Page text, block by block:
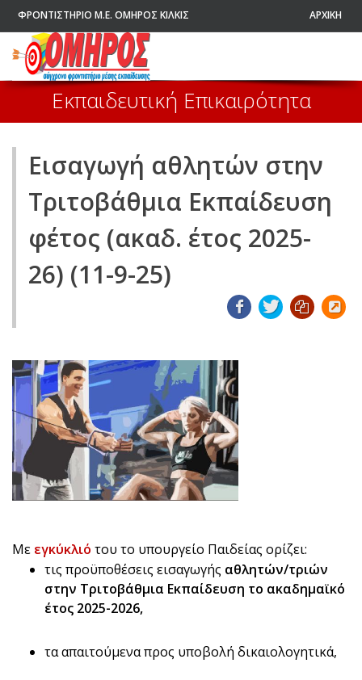
ΦΡΟΝΤΙΣΤΗΡΙΟ Μ.Ε. ΟΜΗΡΟΣ ΚΙΛΚΙΣ ΑΡΧΙΚΗ
Εκπαιδευτική Επικαιρότητα
Εισαγωγή αθλητών στην
Tριτοβάθμια Eκπαίδευση
φέτος (ακαδ. έτος 2025-
26) (11-9-25)
Με εγκύκλιό του το υπουργείο Παιδείας ορίζει:
τις προϋποθέσεις εισαγωγής αθλητών/τριών
στην Tριτοβάθμια Eκπαίδευση το ακαδημαϊκό
έτος 2025-2026,
τα απαιτούμενα προς υποβολή δικαιολογητικά,